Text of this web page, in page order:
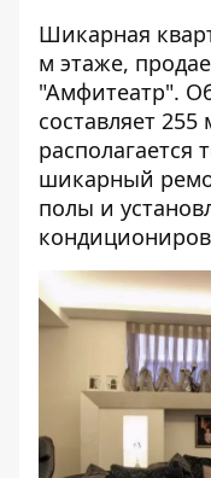
Шикарная
м этаже,
"Амфитеатр".
составляет
располагается
шикарный
полы и